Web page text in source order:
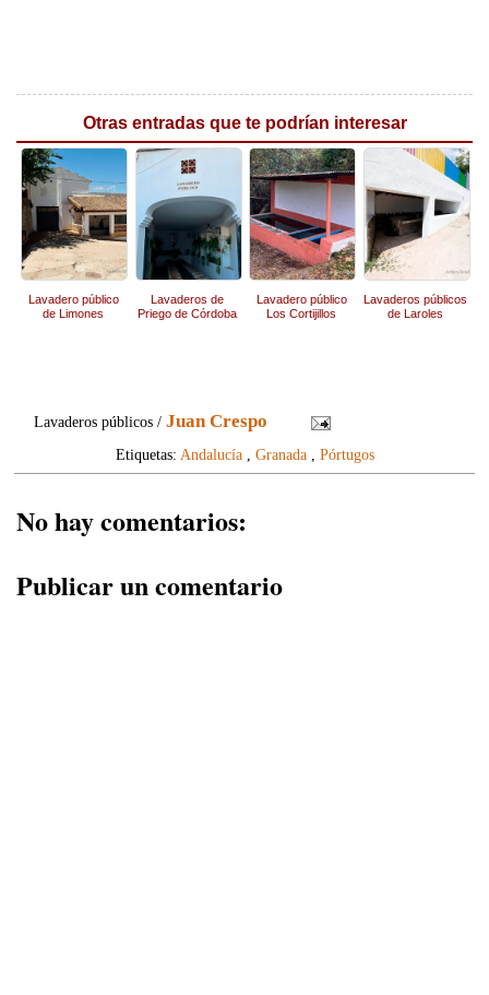
Otras entradas que te podrían interesar
Lavadero público
de Limones
Lavaderos de
Priego de Córdoba
Lavadero público
Los Cortijillos
Lavaderos públicos
de Laroles
Lavaderos públicos /Juan Crespo
Etiquetas: Andalucía, Granada, Pórtugos
No hay comentarios:
Publicar un comentario